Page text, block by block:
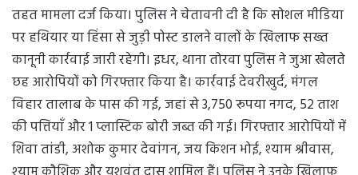
तहत मामला दर्ज किया। पुलिस ने चेतावनी दी है कि सोशल मीडिया
पर हथियार या हिंसा से जुड़ी पोस्ट डालने वालों के खिलाफ सख्त
कानूनी कार्रवाई जारी रहेगी। इधर, थाना तोरवा पुलिस ने जुआ खेलते
छह आरोपियों को गिरफ्तार किया है। कार्रवाई देवरीखुर्द, मंगल
विहार तालाब के पास की गई, जहां से 3,750 रूपया नगद, 52 ताश
की पत्तियाँ और 1 प्लास्टिक बोरी जब्त की गई। गिरफ्तार आरोपियों में
शिवा तांडी, अशोक कुमार देवांगन, जय किशन भोई, श्याम श्रीवास,